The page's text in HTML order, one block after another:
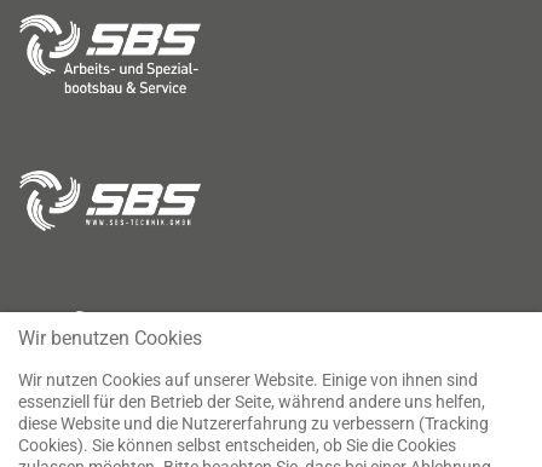
Wir benutzen Cookies
Wir nutzen Cookies auf unserer Website. Einige von ihnen sind
essenziell für den Betrieb der Seite, während andere uns helfen,
diese Website und die Nutzererfahrung zu verbessern (Tracking
Cookies). Sie können selbst entscheiden, ob Sie die Cookies